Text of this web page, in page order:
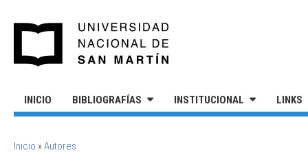
INICIO BIBLIOGRAFÍAS INSTITUCIONAL LINKS
SE ENCUENTRA USTED AQUÍ
Inicio »Autores